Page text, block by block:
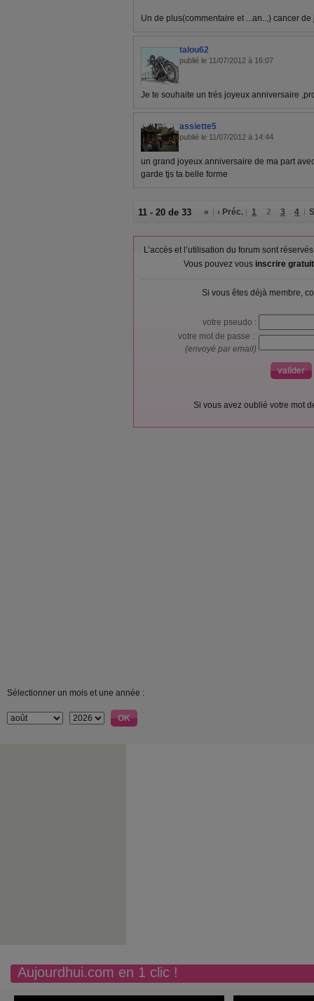
Un de plus(commentaire et ...an...) cancer
talou62
publié le 11/07/2012 à 16:07
Je te souhaite un trés joyeux anniversaire
assiette5
publié le 11/07/2012 à 14:44
un grand joyeux anniversaire de ma part
garde tjs ta belle forme
11 - 20 de 33 « ‹ Préc. 1 2 3 4
L’accès et l’utilisation du forum sont
Vous pouvez vous inscrire
Si vous êtes déjà membre,
votre pseudo :
votre mot de passe :
(envoyé par email)
Si vous avez oublié votre mot
Sélectionner un mois et une année :
Aujourdhui.com en 1 clic !